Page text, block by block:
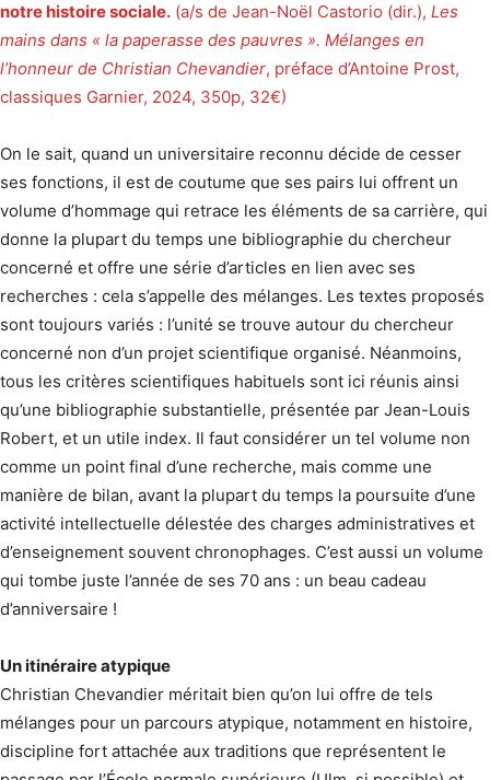
notre histoire sociale. (a/s de Jean-Noël Castorio (dir.), Les
mains dans « la paperasse des pauvres ». Mélanges en
l’honneur de Christian Chevandier, préface d’Antoine Prost,
classiques Garnier, 2024, 350p, 32€)
On le sait, quand un universitaire reconnu décide de cesser
ses fonctions, il est de coutume que ses pairs lui offrent un
volume d’hommage qui retrace les éléments de sa carrière, qui
donne la plupart du temps une bibliographie du chercheur
concerné et offre une série d’articles en lien avec ses
recherches : cela s’appelle des mélanges. Les textes proposés
sont toujours variés : l’unité se trouve autour du chercheur
concerné non d’un projet scientifique organisé. Néanmoins,
tous les critères scientifiques habituels sont ici réunis ainsi
qu’une bibliographie substantielle, présentée par Jean-Louis
Robert, et un utile index. Il faut considérer un tel volume non
comme un point final d’une recherche, mais comme une
manière de bilan, avant la plupart du temps la poursuite d’une
activité intellectuelle délestée des charges administratives et
d’enseignement souvent chronophages. C’est aussi un volume
qui tombe juste l’année de ses 70 ans : un beau cadeau
d’anniversaire !
Un itinéraire atypique
Christian Chevandier méritait bien qu’on lui offre de tels
mélanges pour un parcours atypique, notamment en histoire,
discipline fort attachée aux traditions que représentent le